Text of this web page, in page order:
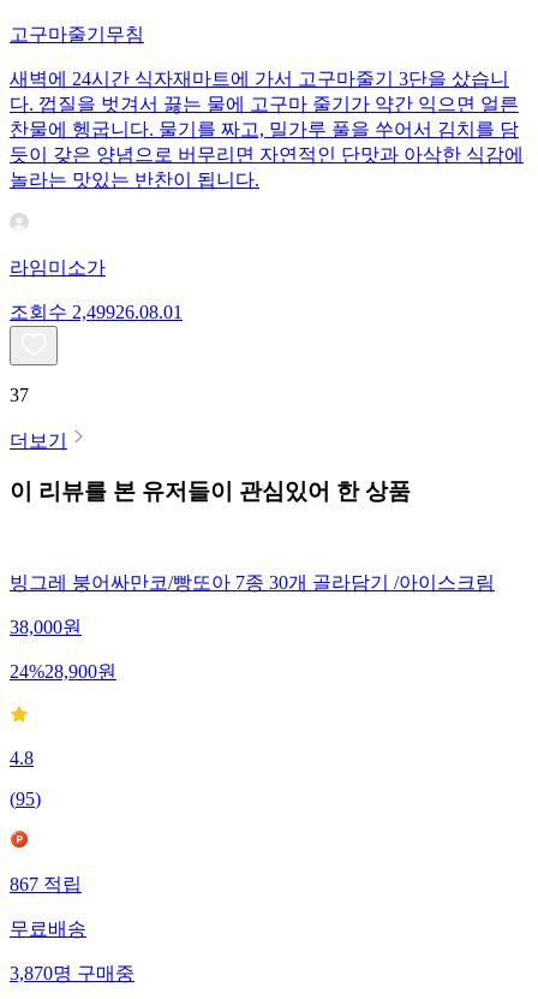
고구마줄기무침
새벽에 24시간 식자재마트에 가서 고구마줄기 3단을 샀습니
다. 껍질을 벗겨서 끓는 물에 고구마 줄기가 약간 익으면 얼른
찬물에 헹굽니다. 물기를 짜고, 밀가루 풀을 쑤어서 김치를 담
듯이 갖은 양념으로 버무리면 자연적인 단맛과 아삭한 식감에
놀라는 맛있는 반찬이 됩니다.
라임미소가
조회수 2,49926.08.01
37
더보기
이 리뷰를 본 유저들이 관심있어 한 상품
빙그레 붕어싸만코/빵또아 7종 30개 골라담기 /아이스크림
38,000원
24%28,900원
4.8
(95)
867적립
무료배송
3,870명구매중